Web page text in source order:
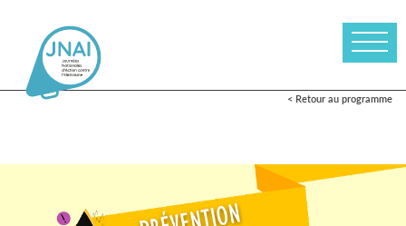
< Retour au programme